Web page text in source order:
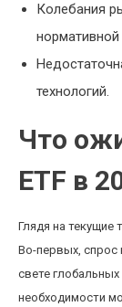
Колебания
нормативной
технологий.
Что
ETF в
Глядя на
Во-первых, спрос
свете
необходимости